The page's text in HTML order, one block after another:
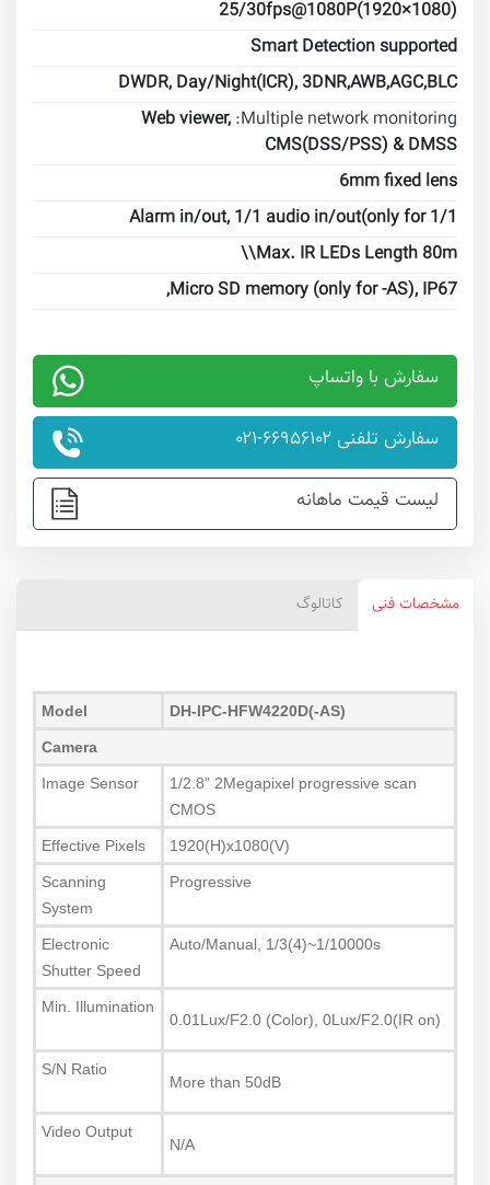
25/30fps@1080P(1920×1080)
Smart Detection supported
DWDR, Day/Night(ICR), 3DNR,AWB,AGC,BLC
Multiple network monitoring:
Web viewer,
CMS(DSS/PSS) & DMSS
6mm fixed lens
1/1 Alarm in/out, 1/1 audio in/out(only for
Max. IR LEDs Length 80m\\
Micro SD memory (only for -AS), IP67,
سفارش با واتساپ
سفارش تلفنی ۶۶۹۵۶۱۰۲-۰۲۱
لیست قیمت ماهانه
مشخصات فنی کاتالوگ
Model DH-IPC-HFW4220D(-AS)
Camera
Image Sensor
1/2.8” 2Megapixel progressive scan
CMOS
Effective Pixels 1920(H)x1080(V)
Scanning
System
Progressive
Electronic
Shutter Speed
Auto/Manual, 1/3(4)~1/10000s
Min. Illumination
0.01Lux/F2.0 (Color), 0Lux/F2.0(IR on)
S/N Ratio
More than 50dB
Video Output
N/A